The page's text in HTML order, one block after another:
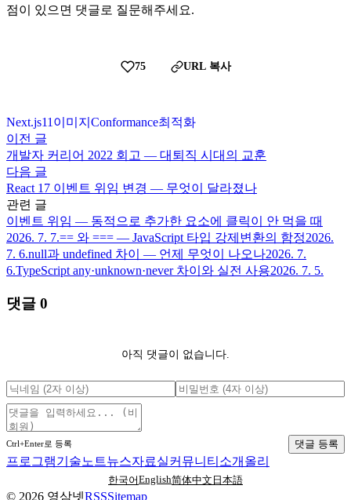
점이 있으면 댓글로 질문해주세요.
75 URL 복사
Next.js11 이미지 Conformance최적화
이전 글
개발자 커리어 2022 회고 — 대퇴직 시대의 교훈
다음 글
React 17 이벤트 위임 변경 — 무엇이 달라졌나
관련 글
이벤트 위임 — 동적으로 추가한 요소에 클릭이 안 먹을 때
2026. 7. 7.== 와 === — JavaScript 타입 강제변환의 함정2026.
7. 6.null과 undefined 차이 — 언제 무엇이 나오나2026. 7.
6.TypeScript any·unknown·never 차이와 실전 사용2026. 7. 5.
댓글 0
아직 댓글이 없습니다.
Ctrl+Enter로 등록 댓글 등록
프로그램기술노트뉴스자료실커뮤니티 소개 올리
한국어English简体中文 日本語
© 2026 영삼넷RSSSitemap